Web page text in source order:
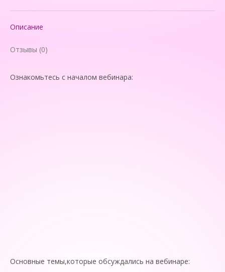
Описание
Отзывы (0)
Ознакомьтесь с началом вебинара:
Основные темы,которые обсуждались на вебинаре: